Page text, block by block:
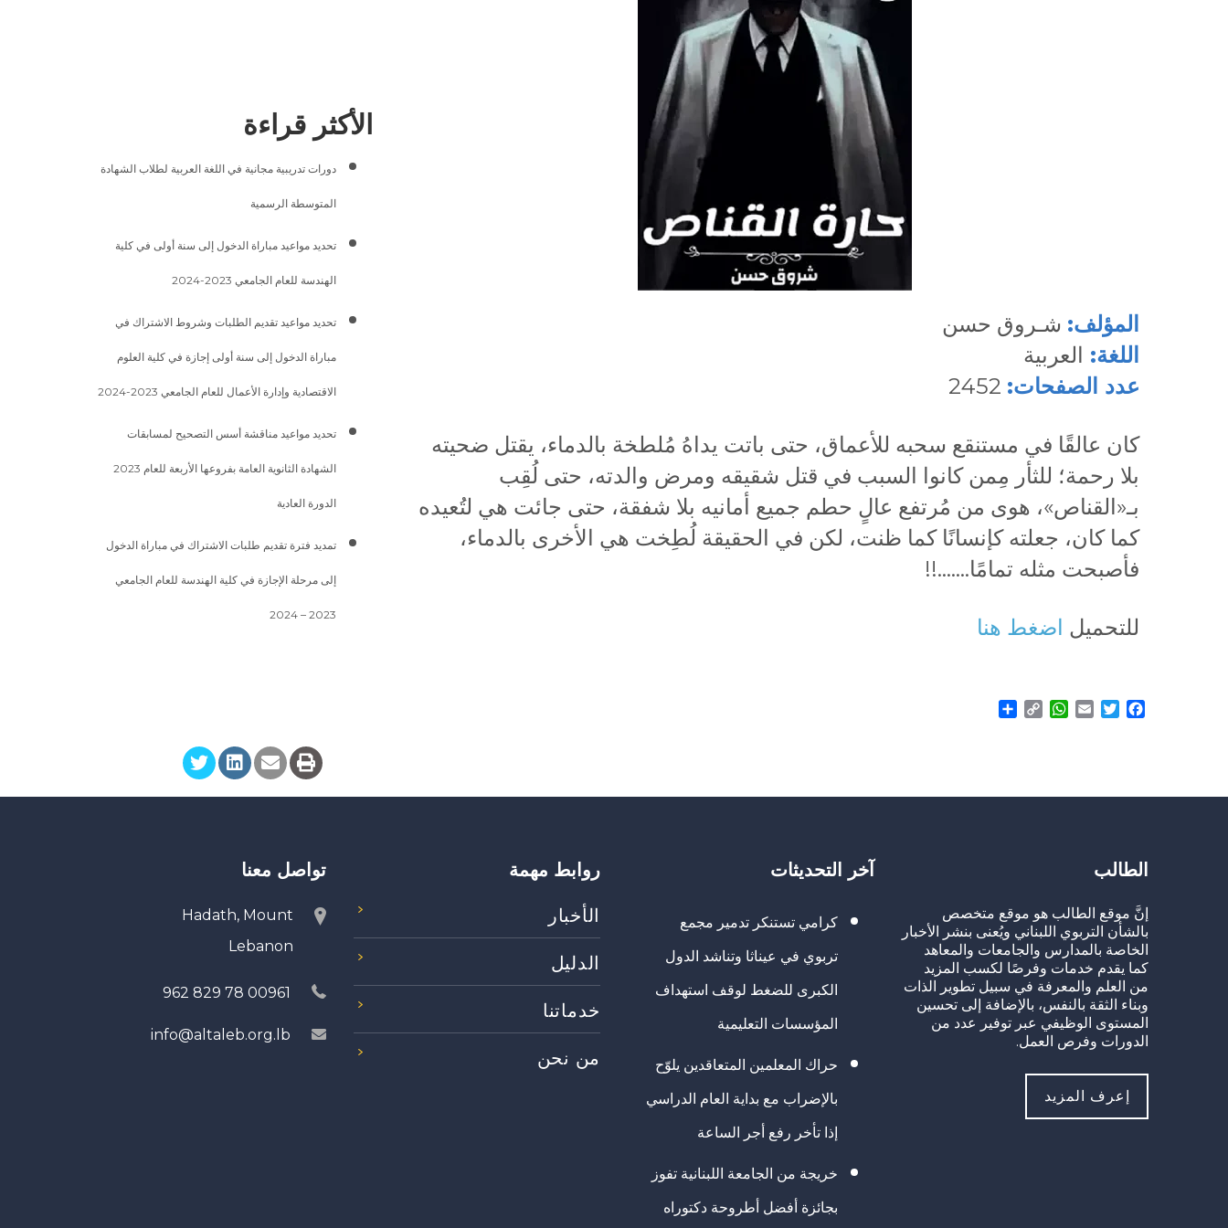
المؤلف: شـروق حسن
اللغة: العربية
عدد الصفحات:
كان عالقًا في مستنقع سحبه للأعماق، حتى باتت يداهُ مُلطخة بالدماء، يقتل ضحيته
بلا رحمة؛ للثأر مِمن كانوا السبب في قتل شقيقه ومرض والدته، حتى لُقِب
بـ«القناص»، هوى من مُرتفع عالٍ حطم جميع أمانيه بلا شفقة، حتى جائت هي لتُعيده
كما كان، جعلته كإنسانًا كما ظنت، لكن في الحقيقة لُطِخت هي الأخرى بالدماء،
فأصبحت مثله تمامًا…….!!
للتحميل اضغط هنا
الأكثر قراءة
دورات تدريبية مجانية في اللغة العربية لطلاب الشهادة
المتوسطة الرسمية
تحديد مواعيد مباراة الدخول إلى سنة أولى في كلية
الهندسة للعام الجامعي 2023-2024
تحديد مواعيد تقديم الطلبات وشروط الاشتراك في
مباراة الدخول إلى سنة أولى إجازة في كلية العلوم
الاقتصادية وإدارة الأعمال للعام الجامعي 2023-2024
تحديد مواعيد مناقشة أسس التصحيح لمسابقات
الشهادة الثانوية العامة بفروعها الأربعة للعام 2023
الدورة العادية
تمديد فترة تقديم طلبات الاشتراك في مباراة الدخول
إلى مرحلة الإجازة في كلية الهندسة للعام الجامعي
2023 – 2024
Facebook
Twitter
Email
WhatsApp
Copy
الطالب
إنَّ موقع الطالب هو موقع متخصص
بالشأن التربوي اللبناني ويُعنى بنشر الأخبار
الخاصة بالمدارس والجامعات والمعاهد
كما يقدم خدمات وفرصًا لكسب المزيد
من العلم والمعرفة في سبيل تطوير الذات
وبناء الثقة بالنفس، بالإضافة إلى تحسين
المستوى الوظيفي عبر توفير عدد من
الدورات وفرص العمل.
إعرف المزيد
آخر التحديثات
كرامي تستنكر تدمير مجمع
تربوي في عيناثا وتناشد الدول
الكبرى للضغط لوقف استهداف
المؤسسات التعليمية
حراك المعلمين المتعاقدين يلوّح
بالإضراب مع بداية العام الدراسي
إذا تأخر رفع أجر الساعة
خريجة من الجامعة اللبنانية تفوز
بجائزة أفضل أطروحة دكتوراه
روابط مهمة
الأخبار
الدليل
خدماتنا
من نحن
تواصل معنا
Hadath, Mount
Lebanon
00961 78 829 962
info@altaleb.org.lb